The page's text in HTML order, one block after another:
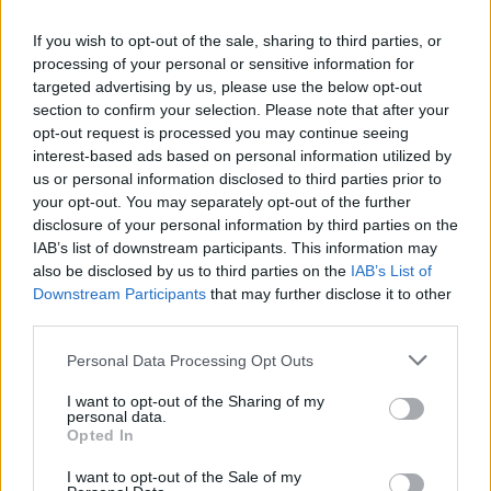
If you wish to opt-out of the sale, sharing to third parties, or
processing of your personal or sensitive information for
targeted advertising by us, please use the below opt-out
section to confirm your selection. Please note that after your
opt-out request is processed you may continue seeing
interest-based ads based on personal information utilized by
us or personal information disclosed to third parties prior to
your opt-out. You may separately opt-out of the further
disclosure of your personal information by third parties on the
IAB’s list of downstream participants. This information may
also be disclosed by us to third parties on the IAB’s List of
Downstream Participants that may further disclose it to other
Personal Data Processing Opt Outs
I want to opt-out of the Sharing of my
personal data.
Opted In
I want to opt-out of the Sale of my
griežtos priemonės Vengrijoje: turistai įtūžę
Žinios Pasaulis
00:04:00
Kuprines pasvėrę specialistai įspėja apie pavojingą
įprotį: tą daro daugiau nei pusė pradinukų
Žinios | Lietuvos diena
Visi įrašai
Žiūrimiausi įrašai
00:00:30
Vaizdai iš tragiškos avarijos Vilniaus r.: dviejų moterų ir